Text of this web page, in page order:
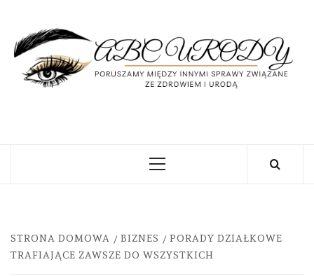
content
Primary
STRONA DOMOWA BIZNES
PORADY DZIAŁKOWE
TRAFIAJĄCE ZAWSZE DO WSZYSTKICH